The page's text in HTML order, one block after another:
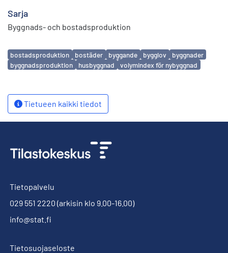
Sarja
Byggnads- och bostadsproduktion
Avainsanat
bostadsproduktion bostäder byggande bygglov
byggnader
byggnadsproduktion
husbyggnad volymindex för nybyggnad
Tietueen kaikki tiedot
Tietopalvelu
029 551 2220 (arkisin klo 9.00-16.00)
info@stat.fi
Tietosuojaseloste